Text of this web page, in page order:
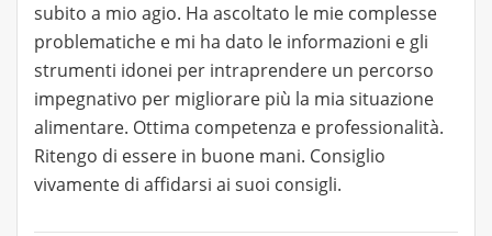
subito a mio agio. Ha ascoltato le mie complesse
problematiche e mi ha dato le informazioni e gli
strumenti idonei per intraprendere un percorso
impegnativo per migliorare più la mia situazione
alimentare. Ottima competenza e professionalità.
Ritengo di essere in buone mani. Consiglio
vivamente di affidarsi ai suoi consigli.